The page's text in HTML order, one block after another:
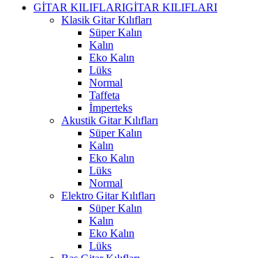
GİTAR KILIFLARIGİTAR KILIFLARI
Klasik Gitar Kılıfları
Süper Kalın
Kalın
Eko Kalın
Lüks
Normal
Taffeta
İmperteks
Akustik Gitar Kılıfları
Süper Kalın
Kalın
Eko Kalın
Lüks
Normal
Elektro Gitar Kılıfları
Süper Kalın
Kalın
Eko Kalın
Lüks